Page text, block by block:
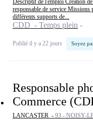
Descriptif de l'emploi Création
responsable de service Missions
différents supports de...
CDD - Temps plein
Publié il y a 22 jours Soyez
Responsable
Commerce
LANCASTER - 93 - NOISY-